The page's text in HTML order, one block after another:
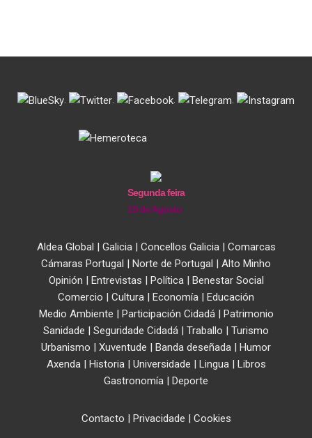
. . . .
Segunda feira
10 de Agosto
Aldea Global | Galicia| Concellos Galicia| Comarcas
Cámaras Portugal | Norte de Portugal | Alto Minho
Opinión | Entrevistas | Política| Benestar Social
Comercio | Cultura | Economía | Educación
Medio Ambiente | Participación Cidadá| Patrimonio
Sanidade | Seguridade Cidadá | Traballo | Turismo
Urbanismo | Xuventude | Banda deseñada | Humor
Axenda| Historia| Universidade | Lingua| Libros
Gastronomía | Deporte
Contacto | Privacidade | Cookies